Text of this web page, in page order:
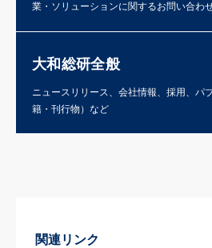
業・ソリューションに関するお問い合わ
大和総研全般
ニュースリリース、会社情報、採用、パ
籍・刊行物）など
関連リンク